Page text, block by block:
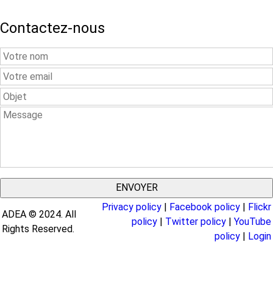
Contactez-nous
Your
Name
Your
Email
Subject
Message
ADEA © 2024. All
Rights Reserved.
Privacy policy Facebook policy
Flickr
policy
Twitter policy
YouTube
policy
Login